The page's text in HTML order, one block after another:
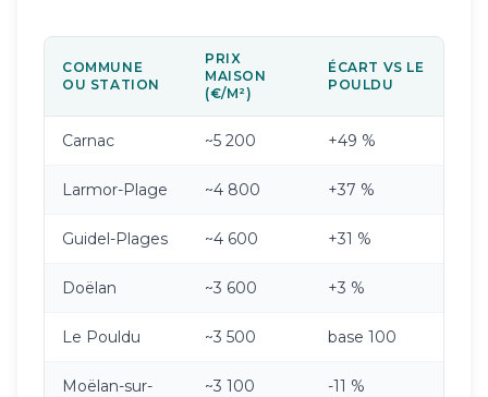
COMMUNE
OU STATION
PRIX
MAISON
(€/M²)
ÉCART VS LE
POULDU
Carnac ~5 200 +49 %
Larmor-Plage ~4 800 +37 %
Guidel-Plages ~4 600 +31 %
Doëlan ~3 600 +3 %
Le Pouldu ~3 500 base 100
Moëlan-sur-
~3 100 -11 %